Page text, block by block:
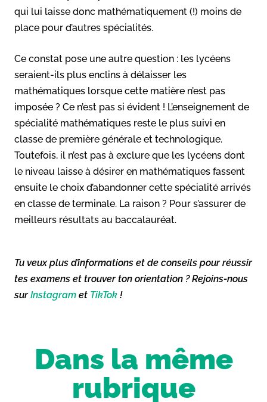
qui lui laisse donc mathématiquement (!) moins de
place pour d’autres spécialités.
Ce constat pose une autre question : les lycéens
seraient-ils plus enclins à délaisser les
mathématiques lorsque cette matière n’est pas
imposée ? Ce n’est pas si évident ! L’enseignement de
spécialité mathématiques reste le plus suivi en
classe de première générale et technologique.
Toutefois, il n’est pas à exclure que les lycéens dont
le niveau laisse à désirer en mathématiques fassent
ensuite le choix d’abandonner cette spécialité arrivés
en classe de terminale. La raison ? Pour s’assurer de
meilleurs résultats au baccalauréat.
Tu veux plus d’informations et de conseils pour réussir
tes examens et trouver ton orientation ? Rejoins-nous
surInstagram et TikTok !
Dans la même
rubrique